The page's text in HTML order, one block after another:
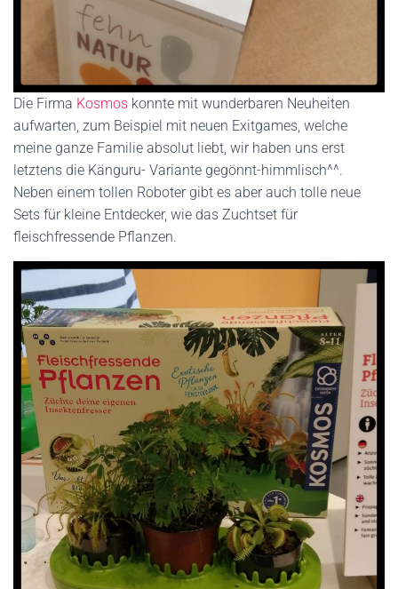
Die Firma Kosmos konnte mit wunderbaren Neuheiten
aufwarten, zum Beispiel mit neuen Exitgames, welche
meine ganze Familie absolut liebt, wir haben uns erst
letztens die Känguru- Variante gegönnt-himmlisch^^.
Neben einem tollen Roboter gibt es aber auch tolle neue
Sets für kleine Entdecker, wie das Zuchtset für
fleischfressende Pflanzen.